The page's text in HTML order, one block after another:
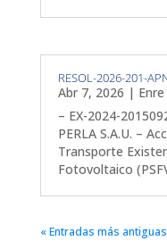
RESOL-2026-201-
Abr 7, 2026 | Enre
– EX-2024-
PERLA S.A.U. –
Transporte
Fotovoltaico
« Entradas más antiguas